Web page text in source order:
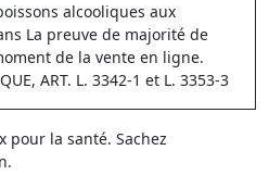
alcooliques aux
La preuve de majorité de
de la vente en ligne.
ART. L. 3342-1 et L. 3353-3
pour la santé. Sachez